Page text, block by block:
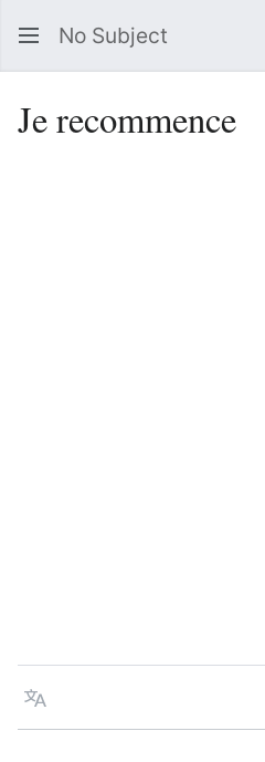
No Subject
Je recommence
Language